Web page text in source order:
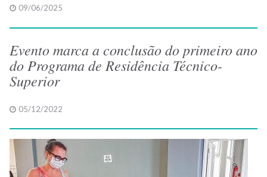
09/06/2025
Evento marca a conclusão do primeiro ano
do Programa de Residência Técnico-
Superior
05/12/2022